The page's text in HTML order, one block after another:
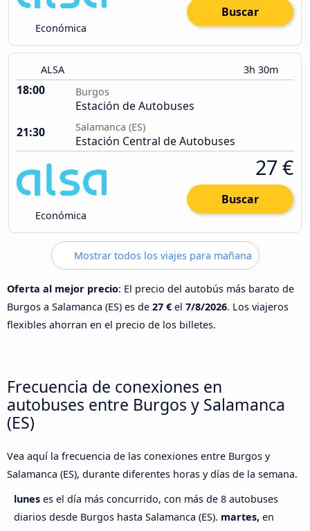
Económica
Buscar
ALSA 3h 30m
18:00 Burgos
Estación de Autobuses
21:30
Salamanca (ES)
Estación Central de Autobuses
Económica
27 €
Buscar
Mostrar todos los viajes para mañana
Oferta al mejor precio: El precio del autobús más barato de
Burgos a Salamanca (ES) es de 27 € el 7/8/2026. Los viajeros
flexibles ahorran en el precio de los billetes.
Frecuencia de conexiones en
autobuses entre Burgos y Salamanca
(ES)
Vea aquí la frecuencia de las conexiones entre Burgos y
Salamanca (ES), durante diferentes horas y días de la semana.
lunes es el día más concurrido, con más de 8 autobuses
diarios desde Burgos hasta Salamanca (ES). martes, en